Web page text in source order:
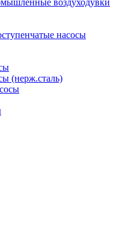
воздуходувки
насосы
(нерж.сталь)